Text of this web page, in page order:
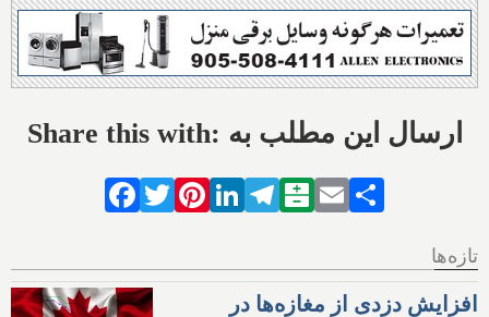
Share this with: ارسال این مطلب به
Facebook
TwitterPinterestLinkedIn
Telegram
Balatarin
Email
تازه‌ها
افزایش دزدی از مغازه‌ها در